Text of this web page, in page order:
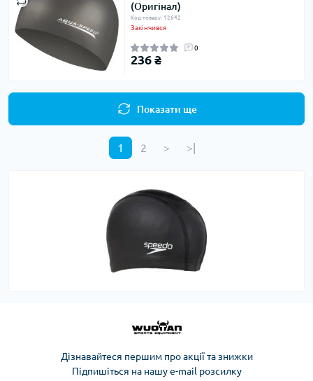
(Оригінал)
Код товару: 12642
Закінчився
0
236 ₴
Показати ще
1 2 > >|
Дізнавайтеся першим про акції та знижки
Підпишіться на нашу e-mail розсилку